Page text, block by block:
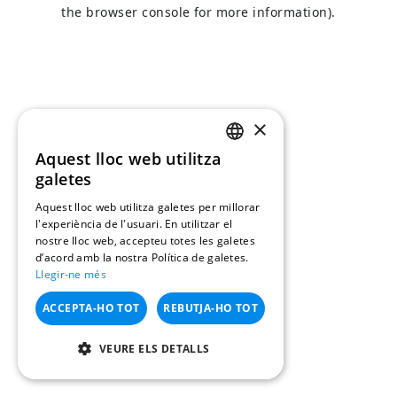
the browser console for more information).
SPANISH
×
Aquest lloc web utilitza
galetes
Aquest lloc web utilitza galetes per millorar
l'experiència de l'usuari. En utilitzar el
nostre lloc web, accepteu totes les galetes
d’acord amb la nostra Política de galetes.
Llegir-ne més
ACCEPTA-HO TOT REBUTJA-HO TOT
VEURE ELS DETALLS
ESTRICTAMENT NECESSÀRIES